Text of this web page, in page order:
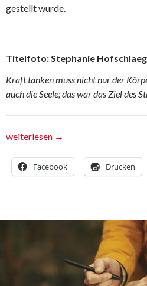
gestellt wurde.
Titelfoto: Stephanie
Kraft tanken muss nicht nur der
auch die Seele; das war das Ziel des
Ein besonderer Gottesdienst
weiterlesen →
Facebook Drucken